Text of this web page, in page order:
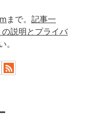
まで。 記事一
説明とプライバ
。